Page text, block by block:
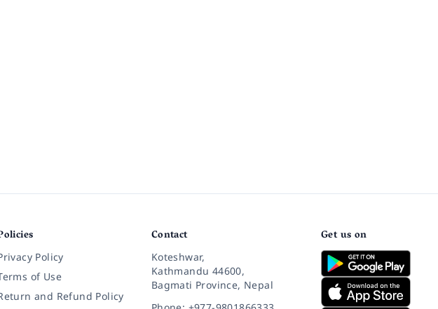
Policy
of Use
and Refund Policy
Contact
Koteshwar,
Kathmandu 44600,
Bagmati Province, Nepal
Get us on